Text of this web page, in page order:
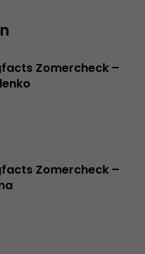
Zomercheck –
Zomercheck –